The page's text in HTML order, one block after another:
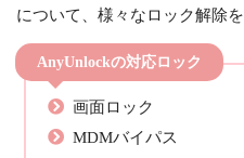
について、様々なロック解除を
AnyUnlockの対応ロック
画面ロック
MDMバイパス